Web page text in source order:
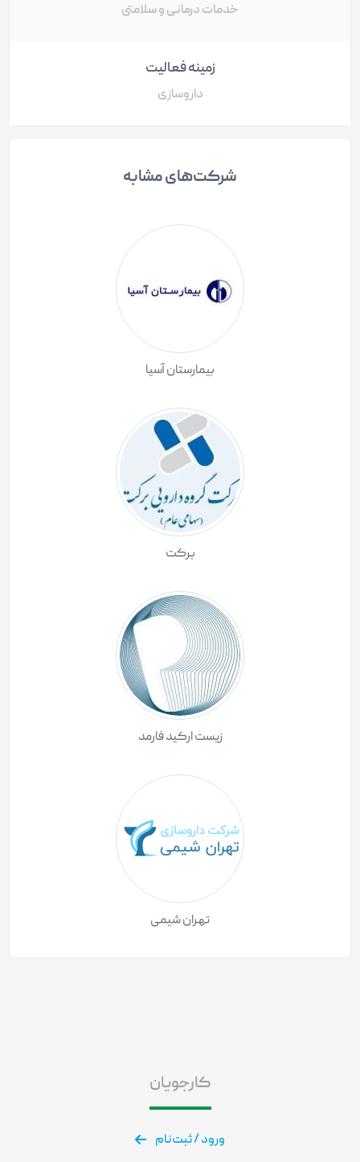
خدمات درمانی و سلامتی
زمینه فعالیت
داروسازی
شرکت‌های مشابه
بیمارستان آسیا
برکت
زیست ارکید فارمد
تهران شیمی
کارجویان
ورود / ثبت‌نام